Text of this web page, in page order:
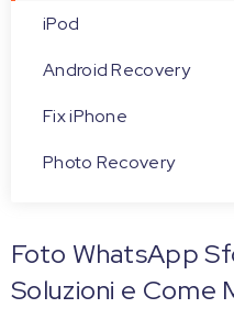
iPod
Android Recovery
Fix iPhone
Photo Recovery
Foto WhatsApp
Soluzioni e Come